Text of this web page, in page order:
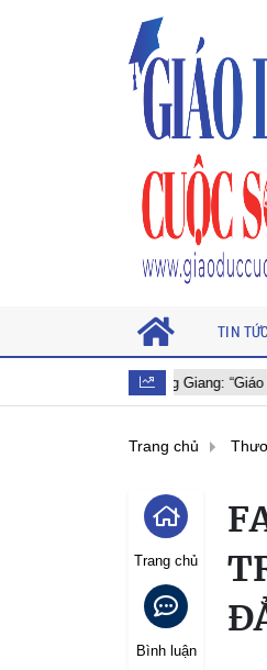
Hồng Giang: “Giáo án có thể mua,
TIN TỨC
Trang chủ
Trang chủ
Bình luận